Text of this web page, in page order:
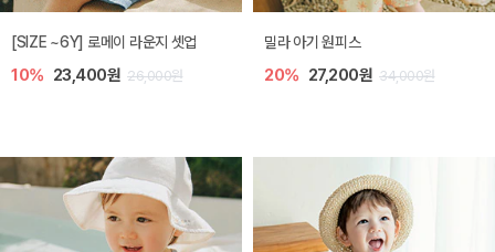
엘리오 아기 블라우스
20% 21,600원 27,000원
엘로디 니트 아기 뷔스티에
20% 21,600원 27,000원